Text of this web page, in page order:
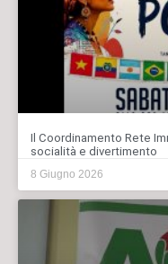
Il Coordinamento Rete
socialità e divertimento
8 Giugno 2026